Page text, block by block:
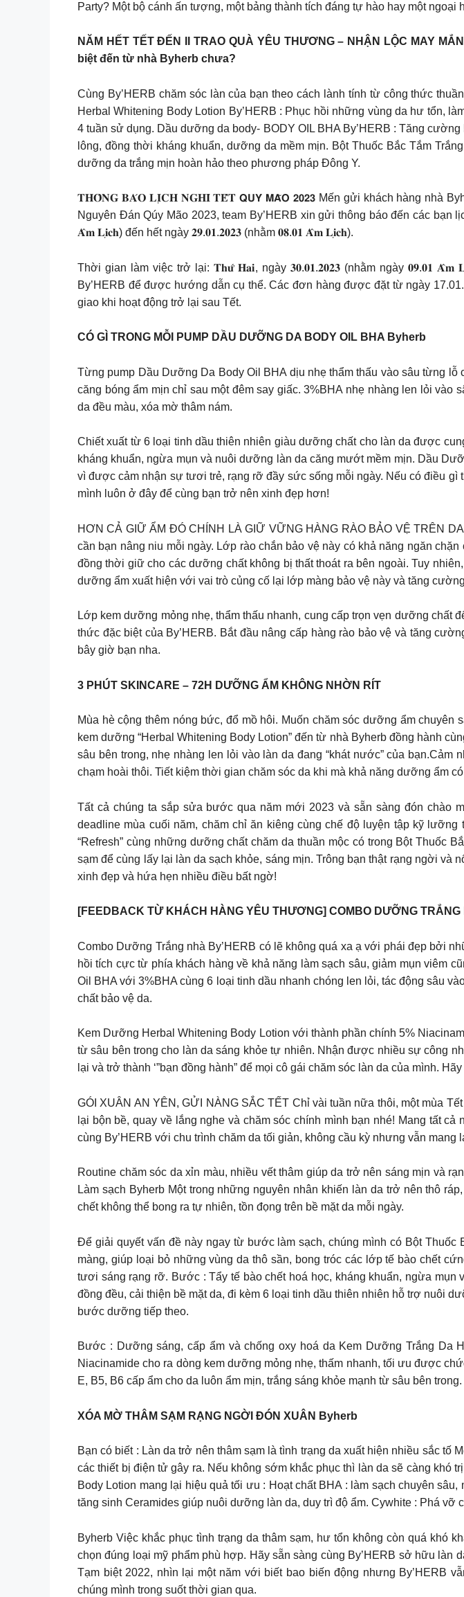
Party? Một bộ cánh ấn tượng, một bảng thành tích đáng tự hào hay một ngoại
NĂM HẾT TẾT ĐẾN II TRAO QUÀ YÊU THƯƠNG – NHẬN LỘC MAY
biệt đến từ nhà Byherb chưa?
Cùng By’HERB chăm sóc làn của bạn theo cách lành tính từ công thức
Herbal Whitening Body Lotion By’HERB : Phục hồi những vùng da hư tổn,
4 tuần sử dụng. Dầu dưỡng da body- BODY OIL BHA By’HERB : Tăng
lông, đồng thời kháng khuẩn, dưỡng da mềm mịn. Bột Thuốc Bắc Tắm
dưỡng da trắng mịn hoàn hảo theo phương pháp Đông Y.
𝐓𝐇𝐎̂𝐍𝐆 𝐁𝐀́𝐎 𝐋𝐈̣𝐂𝐇 𝐍𝐆𝐇𝐈̉ 𝐓𝐄̂́𝐓 𝗤𝗨𝗬́ 𝗠𝗔̃𝗢 𝟮𝟬𝟮𝟯 Mến gửi khách hàng nhà
Nguyên Đán Qúy Mão 2023, team By’HERB xin gửi thông báo đến các bạn
𝐀̂𝐦 𝐋𝐢̣𝐜𝐡) đến hết ngày 𝟐𝟗.𝟎𝟏.𝟐𝟎𝟐𝟑 (nhằm 𝟎𝟖.𝟎𝟏 𝐀̂𝐦 𝐋𝐢̣𝐜𝐡).
Thời gian làm việc trở lại: 𝐓𝐡𝐮̛́ 𝐇𝐚𝐢, ngày 𝟑𝟎.𝟎𝟏.𝟐𝟎𝟐𝟑 (nhằm ngày 𝟎𝟗.𝟎𝟏
By’HERB để được hướng dẫn cụ thể. Các đơn hàng được đặt từ ngày
giao khi hoạt động trở lại sau Tết.
CÓ GÌ TRONG MỖI PUMP DẦU DƯỠNG DA BODY OIL BHA Byherb
Từng pump Dầu Dưỡng Da Body Oil BHA dịu nhẹ thẩm thấu vào sâu từng
căng bóng ẩm mịn chỉ sau một đêm say giấc. 3%BHA nhẹ nhàng len lỏi
da đều màu, xóa mờ thâm nám.
Chiết xuất từ 6 loại tinh dầu thiên nhiên giàu dưỡng chất cho làn da được
kháng khuẩn, ngừa mụn và nuôi dưỡng làn da căng mướt mềm mịn. Dầu
vì được cảm nhận sự tươi trẻ, rạng rỡ đầy sức sống mỗi ngày. Nếu có điều
mình luôn ở đây để cùng bạn trở nên xinh đẹp hơn!
HƠN CẢ GIỮ ẨM ĐÓ CHÍNH LÀ GIỮ VỮNG HÀNG RÀO BẢO VỆ TRÊN
cần bạn nâng niu mỗi ngày. Lớp rào chắn bảo vệ này có khả năng ngăn
đồng thời giữ cho các dưỡng chất không bị thất thoát ra bên ngoài. Tuy
dưỡng ẩm xuất hiện với vai trò củng cố lại lớp màng bảo vệ này và tăng
Lớp kem dưỡng mỏng nhẹ, thẩm thấu nhanh, cung cấp trọn vẹn dưỡng chất
thức đặc biệt của By’HERB. Bắt đầu nâng cấp hàng rào bảo vệ và tăng
bây giờ bạn nha.
3 PHÚT SKINCARE – 72H DƯỠNG ẨM KHÔNG NHỜN RÍT
Mùa hè cộng thêm nóng bức, đổ mồ hôi. Muốn chăm sóc dưỡng ẩm
kem dưỡng “Herbal Whitening Body Lotion” đến từ nhà Byherb đồng hành
sâu bên trong, nhẹ nhàng len lỏi vào làn da đang “khát nước” của
chạm hoài thôi. Tiết kiệm thời gian chăm sóc da khi mà khả năng dưỡng ẩm
Tất cả chúng ta sắp sửa bước qua năm mới 2023 và sẵn sàng đón chào
deadline mùa cuối năm, chăm chỉ ăn kiêng cùng chế độ luyện tập kỹ
“Refresh” cùng những dưỡng chất chăm da thuần mộc có trong Bột Thuốc
sạm để cùng lấy lại làn da sạch khỏe, sáng mịn. Trông bạn thật rạng ngời
xinh đẹp và hứa hẹn nhiều điều bất ngờ!
[FEEDBACK TỪ KHÁCH HÀNG YÊU THƯƠNG] COMBO DƯỠNG
Combo Dưỡng Trắng nhà By’HERB có lẽ không quá xa ạ với phái đẹp bởi
hồi tích cực từ phía khách hàng về khả năng làm sạch sâu, giảm mụn viêm
Oil BHA với 3%BHA cùng 6 loại tinh dầu nhanh chóng len lỏi, tác động sâu
chất bảo vệ da.
Kem Dưỡng Herbal Whitening Body Lotion với thành phần chính 5%
từ sâu bên trong cho làn da sáng khỏe tự nhiên. Nhận được nhiều sự công
lại và trở thành ‘”bạn đồng hành” để mọi cô gái chăm sóc làn da của mình.
GÓI XUÂN AN YÊN, GỬI NÀNG SẮC TẾT Chỉ vài tuần nữa thôi, một mùa
lại bộn bề, quay về lắng nghe và chăm sóc chính mình bạn nhé! Mang tất
cùng By’HERB với chu trình chăm da tối giản, không cầu kỳ nhưng vẫn mang
Routine chăm sóc da xỉn màu, nhiều vết thâm giúp da trở nên sáng mịn và
Làm sạch Byherb Một trong những nguyên nhân khiến làn da trở nên thô
chết không thể bong ra tự nhiên, tồn đọng trên bề mặt da mỗi ngày.
Để giải quyết vấn đề này ngay từ bước làm sạch, chúng mình có Bột
màng, giúp loại bỏ những vùng da thô sần, bong tróc các lớp tế bào chết
tươi sáng rạng rỡ. Bước : Tẩy tế bào chết hoá học, kháng khuẩn, ngừa
đồng đều, cải thiện bề mặt da, đi kèm 6 loại tinh dầu thiên nhiên hỗ trợ nuôi
bước dưỡng tiếp theo.
Bước : Dưỡng sáng, cấp ẩm và chống oxy hoá da Kem Dưỡng Trắng Da
Niacinamide cho ra dòng kem dưỡng mỏng nhẹ, thấm nhanh, tối ưu được
E, B5, B6 cấp ẩm cho da luôn ẩm mịn, trắng sáng khỏe mạnh từ sâu bên trong.
XÓA MỜ THÂM SẠM RẠNG NGỜI ĐÓN XUÂN Byherb
Bạn có biết : Làn da trở nên thâm sạm là tình trạng da xuất hiện nhiều sắc
các thiết bị điện tử gây ra. Nếu không sớm khắc phục thì làn da sẽ càng
Body Lotion mang lại hiệu quả tối ưu : Hoạt chất BHA : làm sạch chuyên
tăng sinh Ceramides giúp nuôi dưỡng làn da, duy trì độ ẩm. Cywhite : Phá
Byherb Việc khắc phục tình trạng da thâm sạm, hư tổn không còn quá khó
chọn đúng loại mỹ phẩm phù hợp. Hãy sẵn sàng cùng By’HERB sở hữu làn da
Tạm biệt 2022, nhìn lại một năm với biết bao biến động nhưng By’HERB
chúng mình trong suốt thời gian qua.